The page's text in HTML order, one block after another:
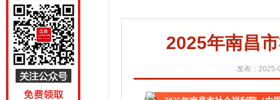
2025年南昌
发布：